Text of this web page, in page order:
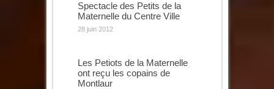
Spectacle des Petits de la
Maternelle du Centre Ville
28 juin 2012
Les Petiots de la Maternelle
ont reçu les copains de
Montlaur